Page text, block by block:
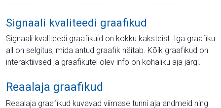
Signaali kvaliteedi graafikud
Signaali kvaliteedi graafikuid on kokku kaksteist. Iga graafiku
all on selgitus, mida antud graafik näitab. Kõik graafikud on
interaktiivsed ja graafikutel olev info on kohaliku aja järgi.
Reaalaja graafikud
Reaalaja graafikud kuvavad viimase tunni aja andmeid ning